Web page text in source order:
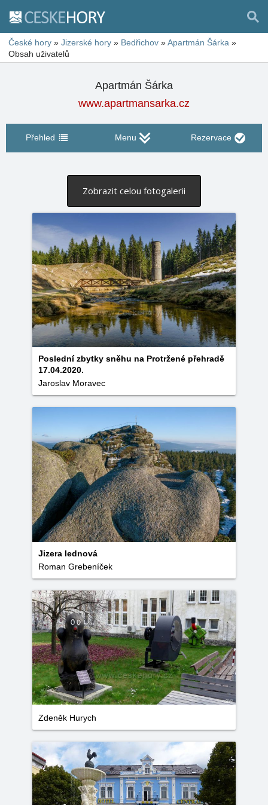
České hory » Jizerské hory » Bedřichov »Apartmán Šárka »
Obsah uživatelů
Apartmán Šárka
www.apartmansarka.cz
Přehled Menu Rezervace
Zobrazit celou fotogalerii
Poslední zbytky sněhu na Protržené přehradě
17.04.2020.
Jaroslav Moravec
Jizera lednová
Roman Grebeníček
Zdeněk Hurych